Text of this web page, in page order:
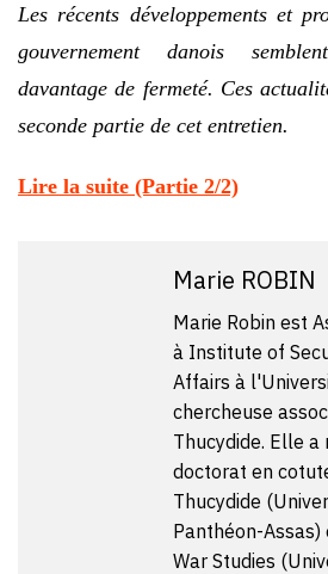
Les récents développements et
gouvernement danois
davantage de fermeté. Ces
seconde partie de cet entretien.
Lire la suite (Partie 2/2)
Marie ROBIN
Marie Robin est
à Institute of
Affairs à
chercheuse
Thucydide. Elle a
doctorat en
Thucydide
Panthéon-
War Studies